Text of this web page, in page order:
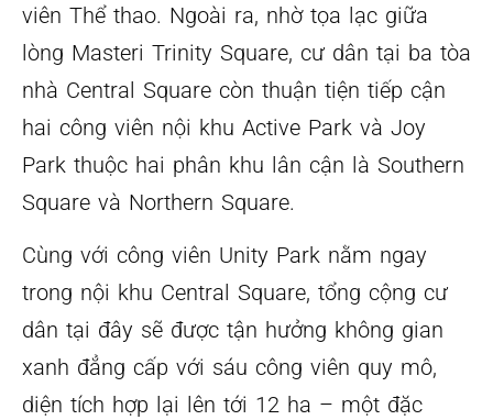
viên Thể thao. Ngoài ra, nhờ tọa lạc giữa
lòng Masteri Trinity Square, cư dân tại ba tòa
nhà Central Square còn thuận tiện tiếp cận
hai công viên nội khu Active Park và Joy
Park thuộc hai phân khu lân cận là Southern
Square và Northern Square.
Cùng với công viên Unity Park nằm ngay
trong nội khu Central Square, tổng cộng cư
dân tại đây sẽ được tận hưởng không gian
xanh đẳng cấp với sáu công viên quy mô,
diện tích hợp lại lên tới 12 ha – một đặc